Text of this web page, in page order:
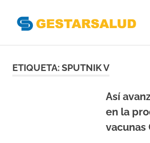
Gestoras
ETIQUETA:SPUTNIK V
Así
en la
vacunas